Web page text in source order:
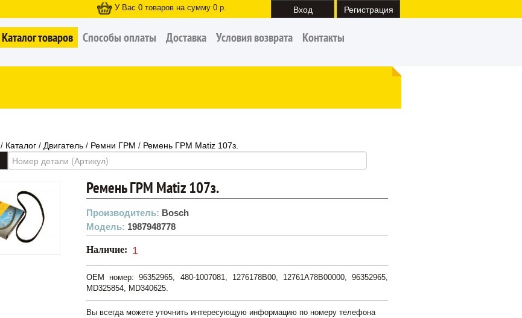
У Вас 0 товаров на сумму 0 р. Вход Регистрация
Каталог товаров Способы оплаты Доставка Условия возврата Контакты
/ Каталог / Двигатель / Ремни ГРМ / Ремень ГРМ Matiz 107з.
Ремень ГРМ Matiz 107з.
Производитель: Bosch
Модель: 1987948778
Наличие: 1
OEM номер: 96352965, 480-1007081, 1276178B00, 12761A78B00000, 96352965,
MD325854, MD340625.
Вы всегда можете уточнить интересующую информацию по номеру телефона